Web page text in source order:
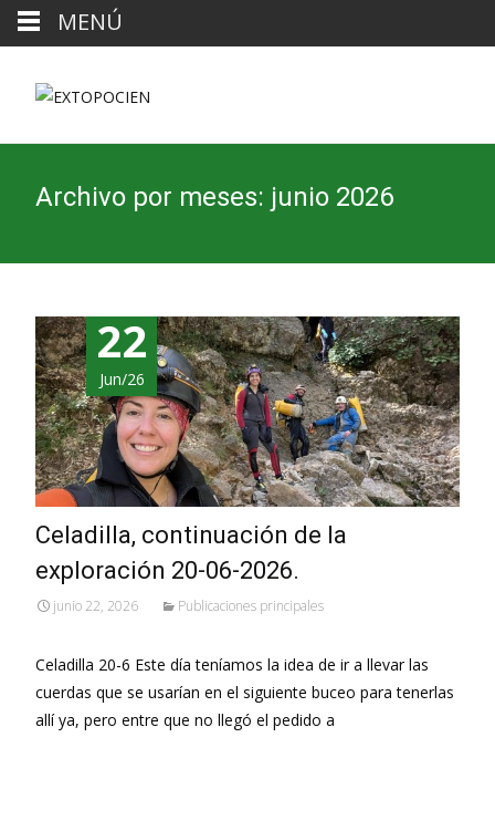
Archivo por meses: junio 2026
22
Jun/26
Celadilla, continuación de la
exploración 20-06-2026.
junio 22, 2026 Publicaciones principales
Celadilla 20-6 Este día teníamos la idea de ir a llevar las
cuerdas que se usarían en el siguiente buceo para tenerlas
allí ya, pero entre que no llegó el pedido a
MENÚ